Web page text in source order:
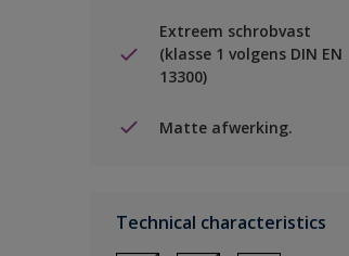
Extreem schrobvast
(klasse 1 volgens DIN EN
13300)
Matte afwerking.
Technical characteristics